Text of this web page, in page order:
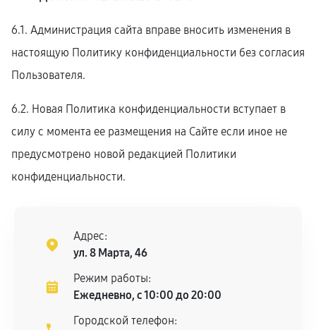
6.1. Администрация сайта вправе вносить изменения в
настоящую Политику конфиденциальности без согласия
Пользователя.
6.2. Новая Политика конфиденциальности вступает в
силу с момента ее размещения на Сайте если иное не
предусмотрено новой редакцией Политики
конфиденциальности.
Адрес:
ул. 8 Марта, 46
Режим работы:
Ежедневно, с 10:00 до 20:00
Городской телефон: